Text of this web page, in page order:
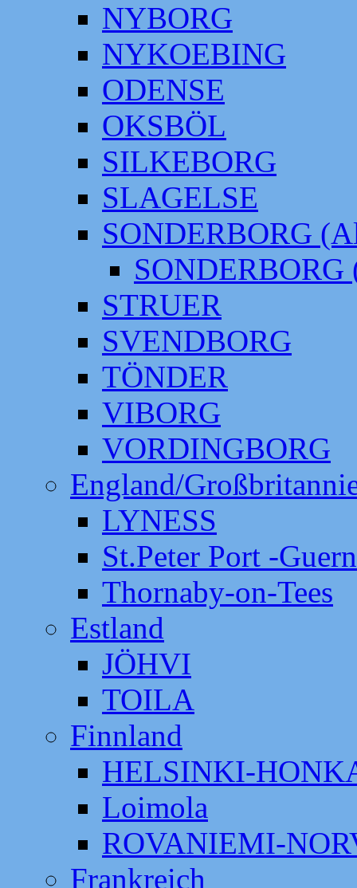
NYBORG
NYKOEBING
ODENSE
OKSBÖL
SILKEBORG
SLAGELSE
SONDERBORG
SONDERBORG
STRUER
SVENDBORG
TÖNDER
VIBORG
VORDINGBORG
England/
LYNESS
St.Peter Port -
Thornaby-on-Tees
Estland
JÖHVI
TOILA
Finnland
HELSINKI-
Loimola
ROVANIEMI-
Frankreich